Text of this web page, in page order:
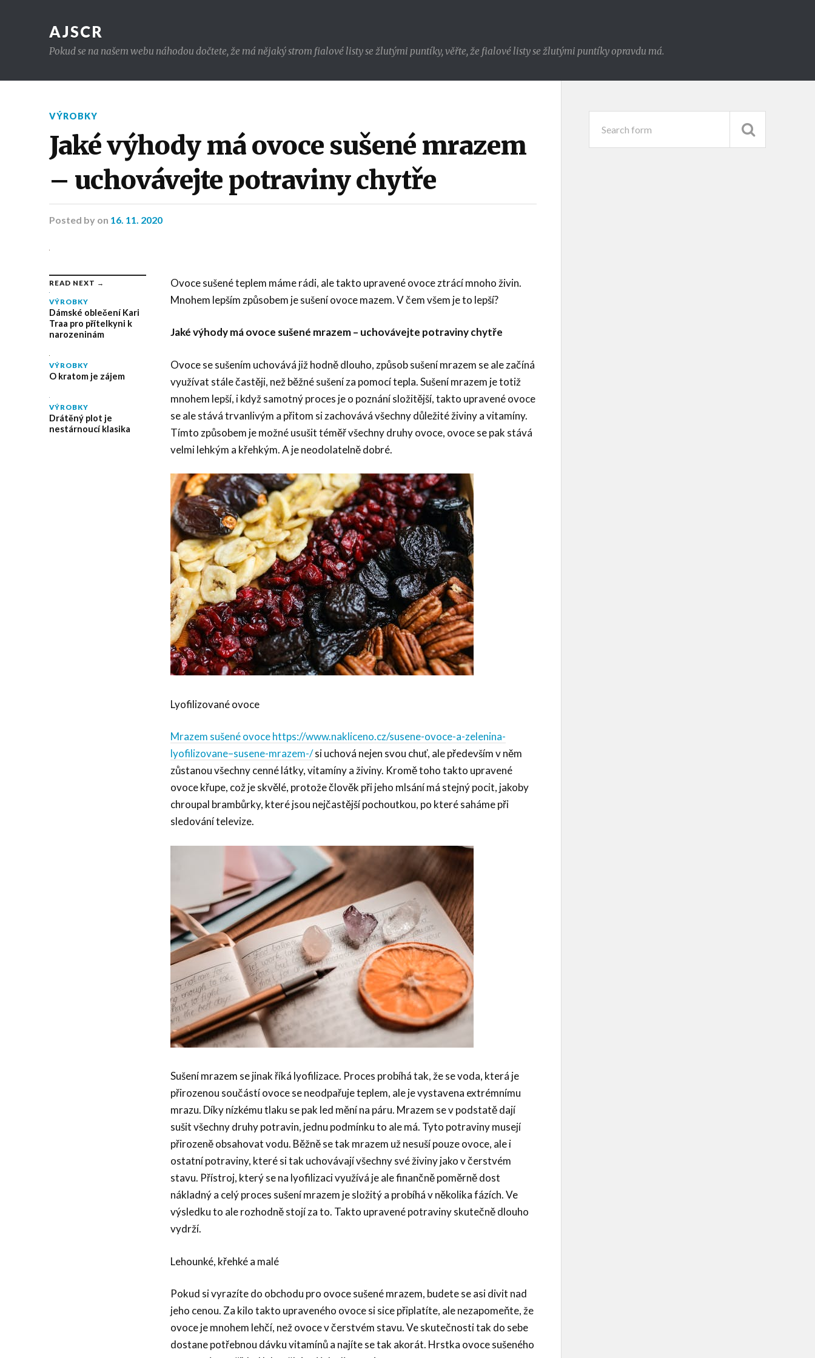
AJSCR
Pokud se na našem webu náhodou dočtete, že má nějaký strom fialové listy se žlutými puntíky, věřte, že fialové listy se žlutými puntíky opravdu má.
VÝROBKY
Jaké výhody má ovoce sušené mrazem
– uchovávejte potraviny chytře
Posted by on 16. 11. 2020
READ NEXT →
VÝROBKY
Dámské oblečení Kari
Traa pro přítelkyni k
narozeninám
VÝROBKY
O kratom je zájem
VÝROBKY
Drátěný plot je
nestárnoucí klasika
Ovoce sušené teplem máme rádi, ale takto upravené ovoce ztrácí mnoho živin.
Mnohem lepším způsobem je sušení ovoce mazem. V čem všem je to lepší?
Jaké výhody má ovoce sušené mrazem – uchovávejte potraviny chytře
Ovoce se sušením uchovává již hodně dlouho, způsob sušení mrazem se ale začíná
využívat stále častěji, než běžné sušení za pomocí tepla. Sušení mrazem je totiž
mnohem lepší, i když samotný proces je o poznání složitější, takto upravené ovoce
se ale stává trvanlivým a přitom si zachovává všechny důležité živiny a vitamíny.
Tímto způsobem je možné usušit téměř všechny druhy ovoce, ovoce se pak stává
velmi lehkým a křehkým. A je neodolatelně dobré.
Lyofilizované ovoce
Mrazem sušené ovoce https://www.nakliceno.cz/susene-ovoce-a-zelenina-
lyofilizovane–susene-mrazem-/si uchová nejen svou chuť, ale především v něm
zůstanou všechny cenné látky, vitamíny a živiny. Kromě toho takto upravené
ovoce křupe, což je skvělé, protože člověk při jeho mlsání má stejný pocit, jakoby
chroupal brambůrky, které jsou nejčastější pochoutkou, po které saháme při
sledování televize.
Sušení mrazem se jinak říká lyofilizace. Proces probíhá tak, že se voda, která je
přirozenou součástí ovoce se neodpařuje teplem, ale je vystavena extrémnímu
mrazu. Díky nízkému tlaku se pak led mění na páru. Mrazem se v podstatě dají
sušit všechny druhy potravin, jednu podmínku to ale má. Tyto potraviny musejí
přirozeně obsahovat vodu. Běžně se tak mrazem už nesuší pouze ovoce, ale i
ostatní potraviny, které si tak uchovávají všechny své živiny jako v čerstvém
stavu. Přístroj, který se na lyofilizaci využívá je ale finančně poměrně dost
nákladný a celý proces sušení mrazem je složitý a probíhá v několika fázích. Ve
výsledku to ale rozhodně stojí za to. Takto upravené potraviny skutečně dlouho
vydrží.
Lehounké, křehké a malé
Pokud si vyrazíte do obchodu pro ovoce sušené mrazem, budete se asi divit nad
jeho cenou. Za kilo takto upraveného ovoce si sice připlatíte, ale nezapomeňte, že
ovoce je mnohem lehčí, než ovoce v čerstvém stavu. Ve skutečnosti tak do sebe
dostane potřebnou dávku vitamínů a najíte se tak akorát. Hrstka ovoce sušeného